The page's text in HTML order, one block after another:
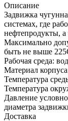
Описание
Задвижка
системах, где
нефтепродукты,
Максимально
быть не выше
Рабочая среда:
Материал
Температура
Температура
Давление
диаметра
Доставка